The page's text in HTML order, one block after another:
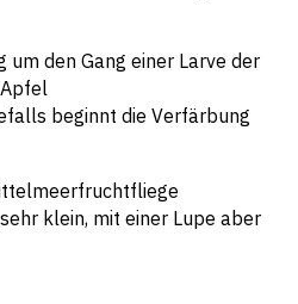
beginnt die Verfärbung
klein, mit einer Lupe aber